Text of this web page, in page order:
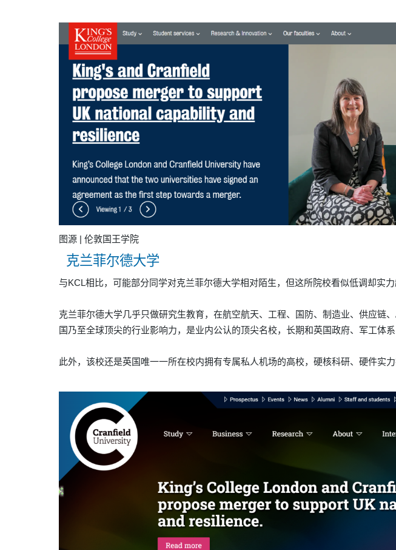
图源 | 伦敦国王学院
克兰菲尔德大学
与KCL相比，可能部分同学对克兰菲尔德大学相对陌生，但这所院校看似低调却实力
克兰菲尔德大学几乎只做研究生教育， 在航空航天、工程、国防、制造业、供应链
国乃至全球顶尖的行业影响力， 是业内公认的顶尖名校，长期和英国政府、军工体
此外，该校还是英国唯一一所在校内拥有专属私人机场的高校， 硬核科研、硬件实力